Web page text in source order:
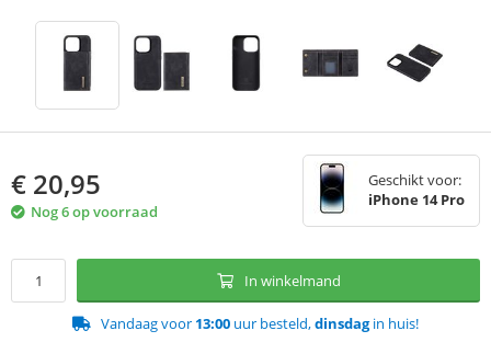
€ 20,95
Nog 6 op voorraad
Geschikt voor:
iPhone 14 Pro
In winkelmand
Vandaag voor 13:00 uur besteld,dinsdagin huis!